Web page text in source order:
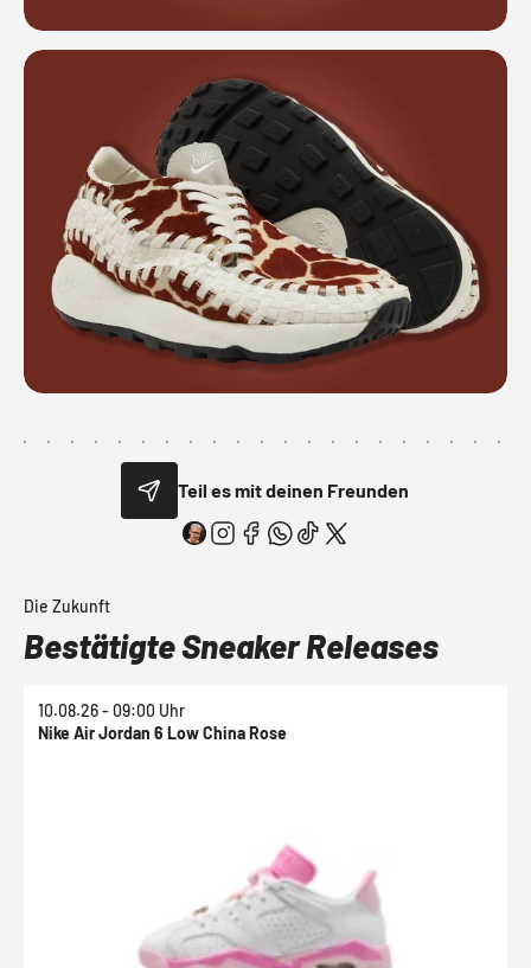
Teil es mit deinen Freunden
Die Zukunft
Bestätigte Sneaker Releases
10.08.26 - 09:00 Uhr
Nike Air Jordan 6 Low China Rose